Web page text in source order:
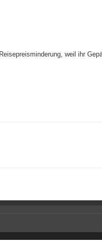
weil ihr